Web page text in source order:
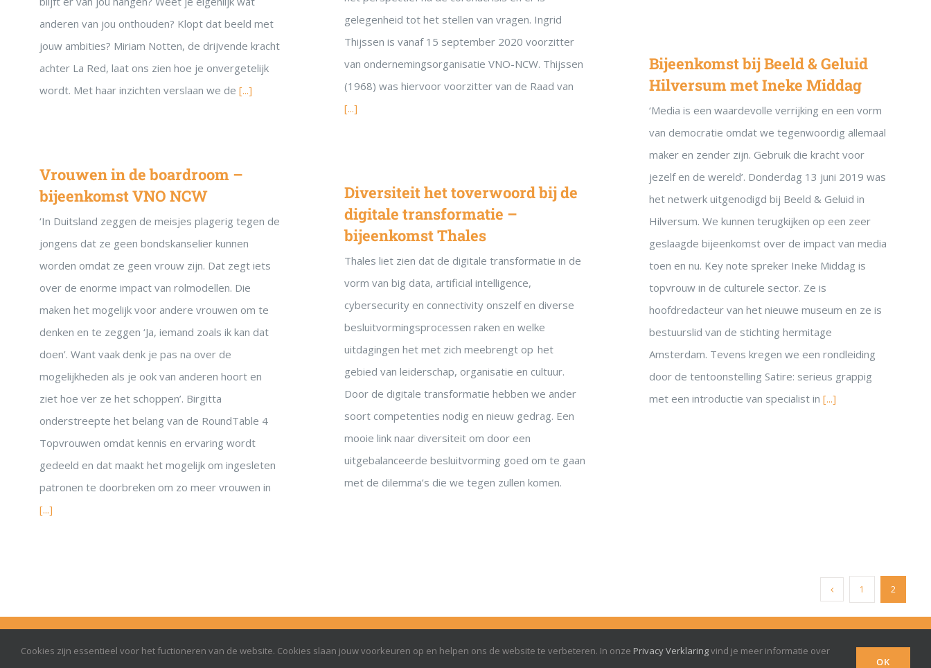
anderen van jou onthouden? Klopt dat beeld met
jouw ambities? Miriam Notten, de drijvende kracht
achter La Red, laat ons zien hoe je onvergetelijk
wordt. Met haar inzichten verslaan we de [...]
gelegenheid tot het stellen van vragen. Ingrid
Thijssen is vanaf 15 september 2020 voorzitter
van ondernemingsorganisatie VNO-NCW. Thijssen
(1968) was hiervoor voorzitter van de Raad van
[...]
Bijeenkomst bij Beeld & Geluid
Hilversum met Ineke Middag
‘Media is een waardevolle verrijking en een vorm
van democratie omdat we tegenwoordig allemaal
maker en zender zijn. Gebruik die kracht voor
jezelf en de wereld’. Donderdag 13 juni 2019 was
het netwerk uitgenodigd bij Beeld & Geluid in
Hilversum. We kunnen terugkijken op een zeer
geslaagde bijeenkomst over de impact van media
toen en nu. Key note spreker Ineke Middag is
topvrouw in de culturele sector. Ze is
hoofdredacteur van het nieuwe museum en ze is
bestuurslid van de stichting hermitage
Amsterdam. Tevens kregen we een rondleiding
door de tentoonstelling Satire: serieus grappig
met een introductie van specialist in [...]
Vrouwen in de boardroom –
bijeenkomst VNO NCW
‘In Duitsland zeggen de meisjes plagerig tegen de
jongens dat ze geen bondskanselier kunnen
worden omdat ze geen vrouw zijn. Dat zegt iets
over de enorme impact van rolmodellen. Die
maken het mogelijk voor andere vrouwen om te
denken en te zeggen ‘Ja, iemand zoals ik kan dat
doen’. Want vaak denk je pas na over de
mogelijkheden als je ook van anderen hoort en
ziet hoe ver ze het schoppen’. Birgitta
onderstreepte het belang van de RoundTable 4
Topvrouwen omdat kennis en ervaring wordt
gedeeld en dat maakt het mogelijk om ingesleten
patronen te doorbreken om zo meer vrouwen in
[...]
Diversiteit het toverwoord bij de
digitale transformatie –
bijeenkomst Thales
Thales liet zien dat de digitale transformatie in de
vorm van big data, artificial intelligence,
cybersecurity en connectivity onszelf en diverse
besluitvormingsprocessen raken en welke
uitdagingen het met zich meebrengt op het
gebied van leiderschap, organisatie en cultuur.
Door de digitale transformatie hebben we ander
soort competenties nodig en nieuw gedrag. Een
mooie link naar diversiteit om door een
uitgebalanceerde besluitvorming goed om te gaan
met de dilemma’s die we tegen zullen komen.
1 2
Hilversum
Cookies zijn essentieel voor het fuctioneren van de website. Cookies slaan jouw voorkeuren op en helpen ons de website te verbeteren. In onze Privacy Verklaringvind je meer informatie over
OK